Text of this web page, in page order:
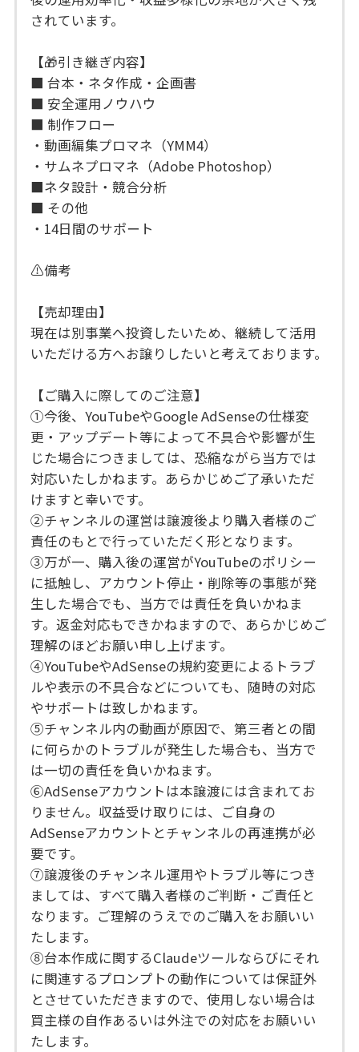
されています。
【🎁引き継ぎ内容】
■ 台本・ネタ作成・企画書
■ 安全運用ノウハウ
■ 制作フロー
・動画編集プロマネ（YMM4）
・サムネプロマネ（Adobe Photoshop）
■ネタ設計・競合分析
■ その他
・14日間のサポート
⚠️備考
【売却理由】
現在は別事業へ投資したいため、継続して活用
いただける方へお譲りしたいと考えております。
【ご購入に際してのご注意】
①今後、YouTubeやGoogle AdSenseの仕様変
更・アップデート等によって不具合や影響が生
じた場合につきましては、恐縮ながら当方では
対応いたしかねます。あらかじめご了承いただ
けますと幸いです。
②チャンネルの運営は譲渡後より購入者様のご
責任のもとで行っていただく形となります。
③万が一、購入後の運営がYouTubeのポリシー
に抵触し、アカウント停止・削除等の事態が発
生した場合でも、当方では責任を負いかねま
す。返金対応もできかねますので、あらかじめご
理解のほどお願い申し上げます。
④YouTubeやAdSenseの規約変更によるトラブ
ルや表示の不具合などについても、随時の対応
やサポートは致しかねます。
⑤チャンネル内の動画が原因で、第三者との間
に何らかのトラブルが発生した場合も、当方で
は一切の責任を負いかねます。
⑥AdSenseアカウントは本譲渡には含まれてお
りません。収益受け取りには、ご自身の
AdSenseアカウントとチャンネルの再連携が必
要です。
⑦譲渡後のチャンネル運用やトラブル等につき
ましては、すべて購入者様のご判断・ご責任と
なります。ご理解のうえでのご購入をお願いい
たします。
⑧台本作成に関するClaudeツールならびにそれ
に関連するプロンプトの動作については保証外
とさせていただきますので、使用しない場合は
買主様の自作あるいは外注での対応をお願いい
たします。